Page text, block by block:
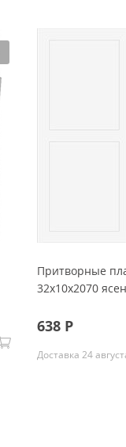
Притворные
32x10x2070
638 Р
Доставка 24